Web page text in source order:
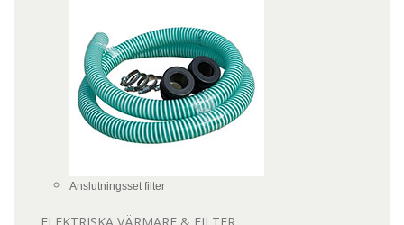
Anslutningsset filter